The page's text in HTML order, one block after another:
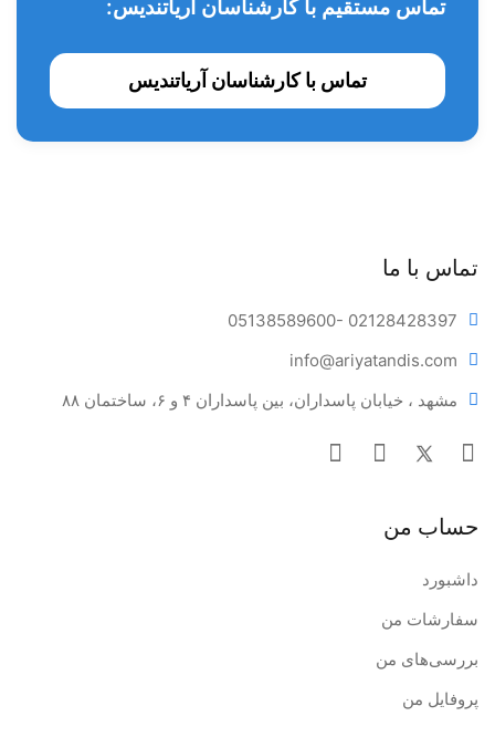
تماس مستقیم با کارشناسان آریاتندیس:
تماس با کارشناسان آریاتندیس
تماس با ما
05138589600- 02128428397
info@ariyatandis.com
مشهد ، خیابان پاسداران، بین پاسداران ۴ و ۶، ساختمان ۸۸
حساب من
داشبورد
سفارشات من
بررسی‌های من
پروفایل من